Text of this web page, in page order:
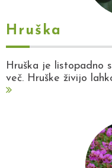
Hruška
Hruška je listopadno
več. Hruške živijo